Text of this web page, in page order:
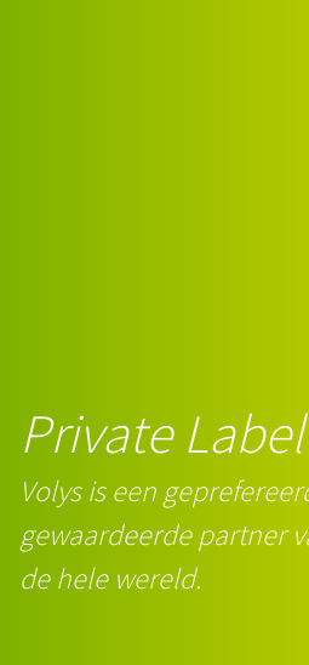
Private Label
Volys is een
gewaardeerde partner
de hele wereld.